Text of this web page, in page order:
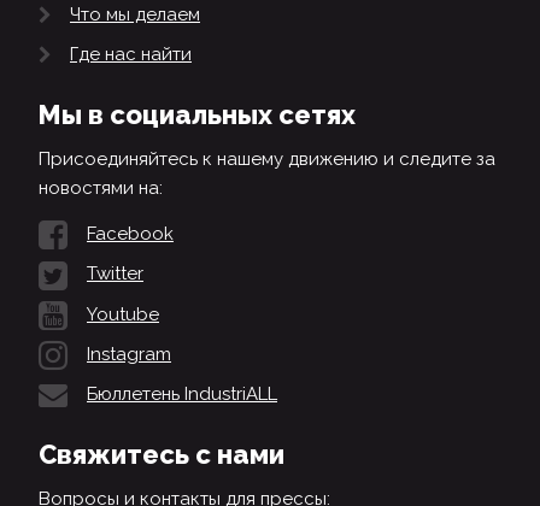
Что мы делаем
Где нас найти
Мы в социальных сетях
Присоединяйтесь к нашему движению и следите за
новостями на:
Facebook
Twitter
Youtube
Instagram
Бюллетень IndustriALL
Свяжитесь с нами
Вопросы и контакты для прессы: